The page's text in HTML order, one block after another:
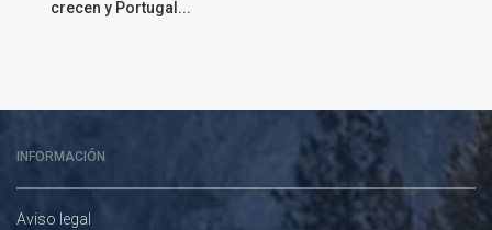
crecen y Portugal...
INFORMACIÓN
Aviso legal